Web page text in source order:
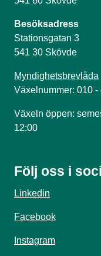
Besöksadress
Stationsgatan 3
541 30 Skövde
Myndighetsbrevlåda
Växelnummer: 010 -
Växeln öppen:
12:00
Följ oss i
Linkedin
Facebook
Instagram